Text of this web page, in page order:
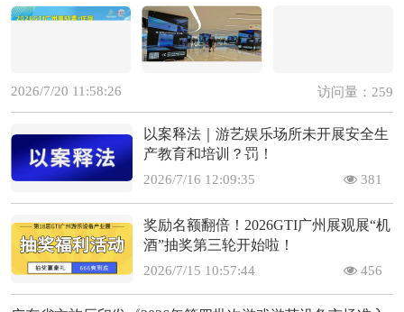
2026/7/20 11:58:26 访问量：259
以案释法｜游艺娱乐场所未开展安全生
产教育和培训？罚！
2026/7/16 12:09:35 381
奖励名额翻倍！2026GTI广州展观展“机
酒”抽奖第三轮开始啦！
2026/7/15 10:57:44 456